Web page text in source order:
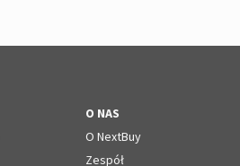
O NAS
O NextBuy
Zespół